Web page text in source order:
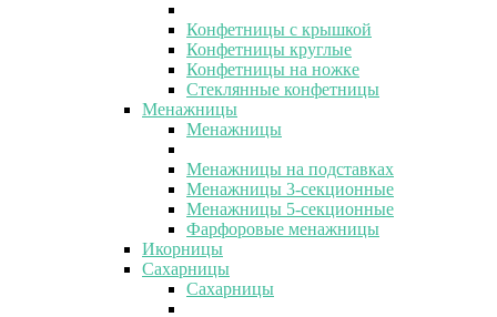
Конфетницы с крышкой
Конфетницы круглые
Конфетницы на ножке
Стеклянные конфетницы
Менажницы
Менажницы
Менажницы на подставках
Менажницы 3-секционные
Менажницы 5-секционные
Фарфоровые менажницы
Икорницы
Сахарницы
Сахарницы